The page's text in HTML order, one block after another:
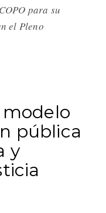
para su
el Pleno
pública
y